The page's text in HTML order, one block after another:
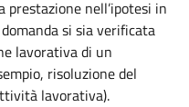
prestazione nell’ipotesi in
si sia verificata
lavorativa di un
risoluzione del
lavorativa).